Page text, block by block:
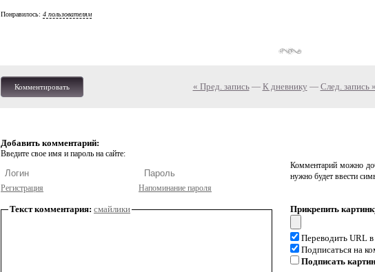
Понравилось: 4 пользователям
Комментировать « Пред. запись— К дневнику — След. запись
Добавить комментарий:
Введите свое имя и пароль на сайте:
Регистрация Напоминание пароля
Комментарий можно
нужно будет ввести
Текст комментария: смайлики Прикрепить
Переводить URL
Подписаться на
Подписать